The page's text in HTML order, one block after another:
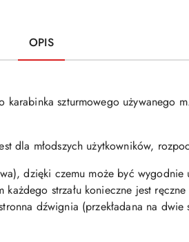
OPIS
szturmowego używanego
dla młodszych użytkowników,
dzięki czemu może być wygodnie
strzału konieczne jest
dźwignia (przekładana na dwie